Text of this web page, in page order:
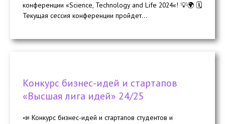
конференции «Science, Technology and Life 2024«! 💡🌍 🗓️
Текущая сессия конференции пройдет...
Конкурс бизнес-идей и стартапов
«Высшая лига идей» 24/25
📣 Конкурс бизнес-идей и стартапов студентов и